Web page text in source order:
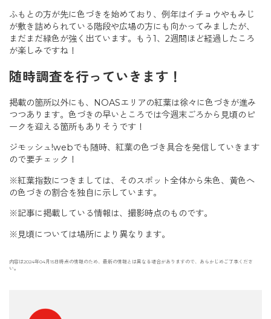
ふもとの方が先に色づきを始めており、例年はイチョウやもみじ
が敷き詰められている階段や広場の方にも向かってみましたが、
まだまだ緑色が強く出ています。もう1、2週間ほど経過したころ
が楽しみですね！
随時調査を行っていきます！
掲載の箇所以外にも、NOASエリアの紅葉は徐々に色づきが進み
つつあります。色づきの早いところでは今週末ごろから見頃のピ
ークを迎える箇所もありそうです！
ジモッシュ!webでも随時、紅葉の色づき具合を発信していきます
ので要チェック！
※紅葉指数につきましては、そのスポット全体から朱色、黄色へ
の色づきの割合を独自に示しています。
※記事に掲載している情報は、撮影時点のものです。
※見頃については場所により異なります。
内容は2024年04月15日時点の情報のため、最新の情報とは異なる場合がありますので、あらかじめご了承くださ
い。